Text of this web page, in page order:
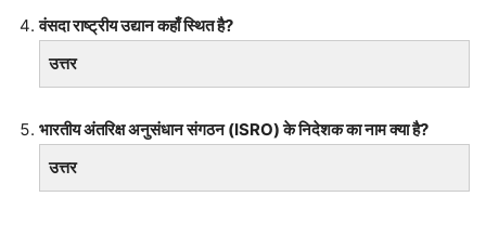
वंसदा राष्ट्रीय उद्यान कहाँ स्थित है?
उत्तर
भारतीय अंतरिक्ष अनुसंधान संगठन (ISRO) के निदेशक का नाम क्या है?
उत्तर